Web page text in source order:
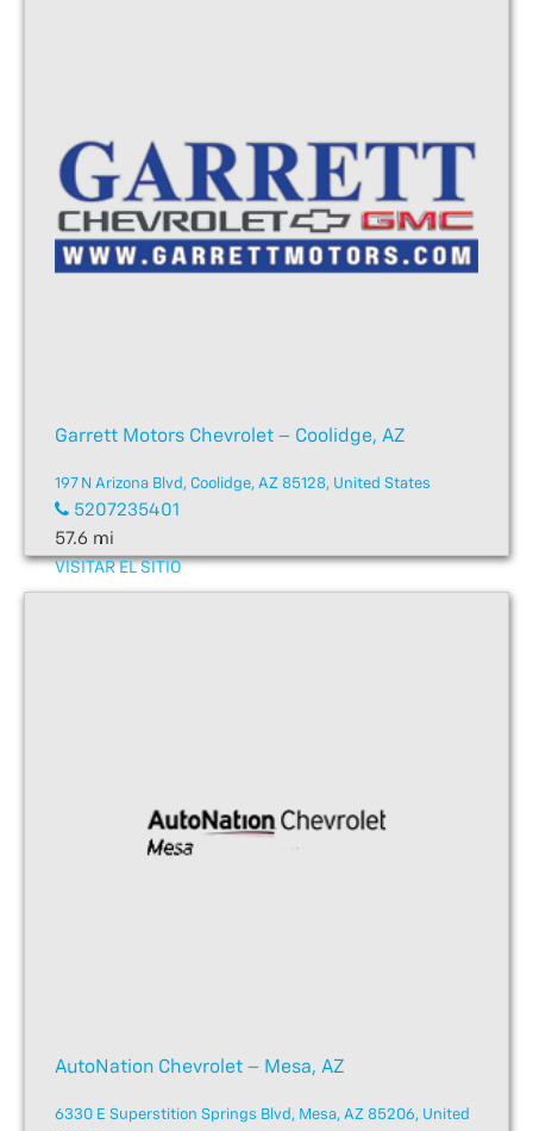
Garrett Motors Chevrolet – Coolidge, AZ
197 N Arizona Blvd, Coolidge, AZ 85128, United States
5207235401
57.6 mi
VISITAR EL SITIO
AutoNation Chevrolet – Mesa, AZ
6330 E Superstition Springs Blvd, Mesa, AZ 85206, United